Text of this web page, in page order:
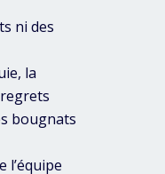
ni des
la
bougnats
l’équipe